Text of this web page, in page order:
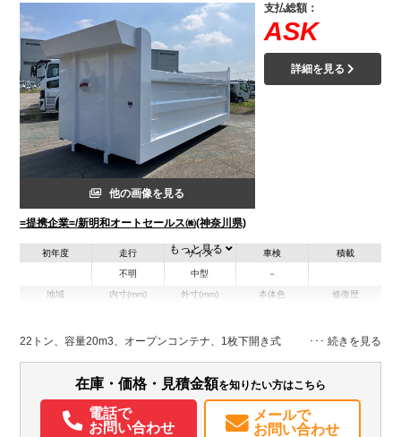
他の画像を見る
=提携企業=/新明和オートセールス㈱(神奈川県)
支払総額：
ASK
詳細を見る
初年度 走行
不明
サイズ
中型
車検
－
積載
地域 内寸(mm) 外寸(mm) 本体色 修復歴
もっと見る
22トン、容量20m3、オープンコンテナ、1枚下開き式
在庫・価格・見積金額を知りたい方はこちら
電話で
お問い合わせ
メールで
お問い合わせ